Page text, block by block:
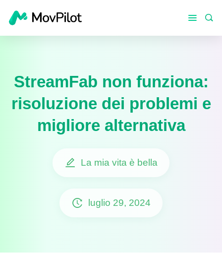
StreamFab non funziona:
risoluzione dei problemi e
migliore alternativa
La mia vita è bella
luglio 29, 2024